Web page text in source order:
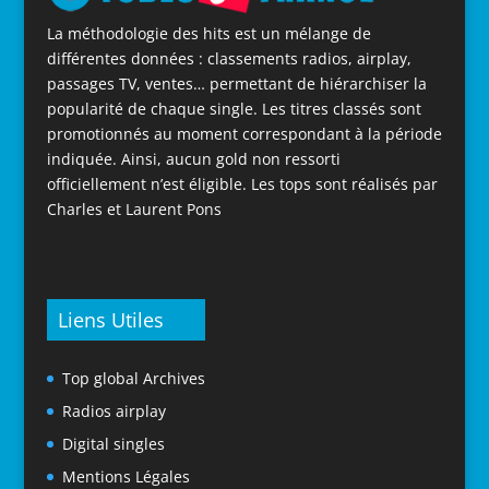
La méthodologie des hits est un mélange de
différentes données : classements radios, airplay,
passages TV, ventes… permettant de hiérarchiser la
popularité de chaque single. Les titres classés sont
promotionnés au moment correspondant à la période
indiquée. Ainsi, aucun gold non ressorti
officiellement n’est éligible. Les tops sont réalisés par
Charles et Laurent Pons
Liens Utiles
Top global Archives
Radios airplay
Digital singles
Mentions Légales